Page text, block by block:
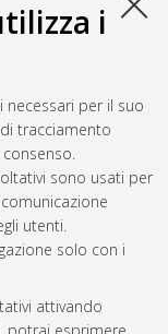
i
per il suo
tracciamento
sono usati per
utenti.
solo con i
attivando
and
Nietzsche
Università di
science,
5 20:47:55 2026